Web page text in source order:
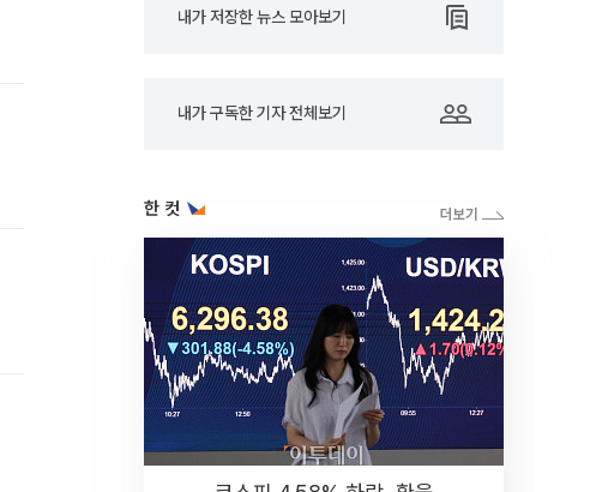
내가 저장한 뉴스 모아보기
내가 구독한 기자 전체보기
한 컷